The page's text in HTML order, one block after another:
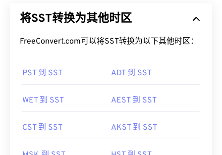
将SST转换为其他时区
FreeConvert.com可以将SST转换为以下其他时区：
PST 到 SST ADT 到 SST
WET 到 SST AEST 到 SST
CST 到 SST AKST 到 SST